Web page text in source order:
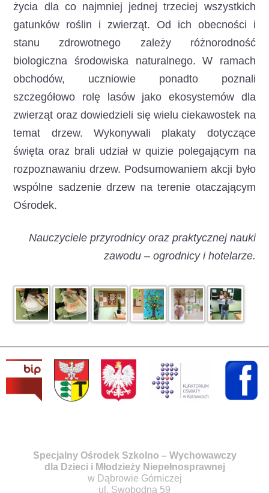
życia dla co najmniej jednej trzeciej wszystkich
gatunków roślin i zwierząt. Od ich obecności i
stanu zdrowotnego zależy różnorodność
biologiczna środowiska naturalnego. W ramach
obchodów, uczniowie ponadto poznali
szczegółowo rolę lasów jako ekosystemów dla
zwierząt oraz dowiedzieli się wielu ciekawostek na
temat drzew. Wykonywali plakaty dotyczące
święta oraz brali udział w quizie polegającym na
rozpoznawaniu drzew. Podsumowaniem akcji było
wspólne sadzenie drzew na terenie otaczającym
Ośrodek.
Nauczyciele przyrodnicy oraz praktycznej nauki
zawodu – ogrodnicy i hotelarze.
Specjalny Ośrodek Szkolno – Wychowawczy
dla Dzieci i Młodzieży Niepełnosprawnej
w Dąbrowie Górniczej
ul. Swobodna 59